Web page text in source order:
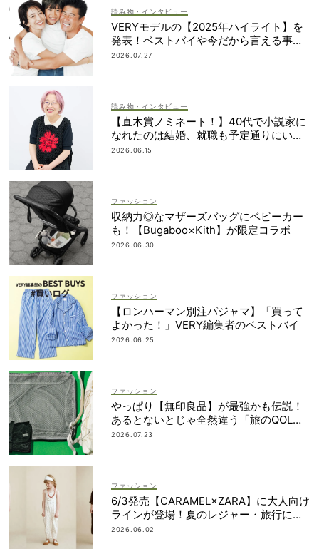
読み物・インタビュー
VERYモデルの【2025年ハイライト】を
発表！ベストバイや今だから言える事件
簿も大公開
2026.07.27
読み物・インタビュー
【直木賞ノミネート！】40代で小説家に
なれたのは結婚、就職も予定通りにいか
なかったから｜朝倉かすみさん
2026.06.15
ファッション
収納力◎なマザーズバッグにベビーカー
も！【Bugaboo×Kith】が限定コラボ
2026.06.30
ファッション
【ロンハーマン別注パジャマ】「買って
よかった！」VERY編集者のベストバイ
2026.06.25
ファッション
やっぱり【無印良品】が最強かも伝説！
あるとないとじゃ全然違う「旅のQOL爆
上げアイテム」
2026.07.23
ファッション
6/3発売【CARAMEL×ZARA】に大人向け
ラインが登場！夏のレジャー・旅行にも
おすすめ
2026.06.02